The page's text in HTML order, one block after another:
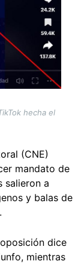
hecha el
(CNE)
mandato de
salieron a
y balas de
dice
mientras